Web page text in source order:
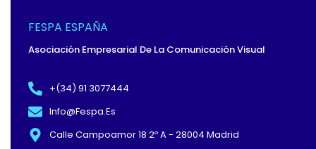
F
FESPA ESPAÑA
Asociación Empresarial De La Comunicación Visual
+(34) 91 3077444
Info@fespa.es
Calle Campoamor 18 2º A - 28004 Madrid